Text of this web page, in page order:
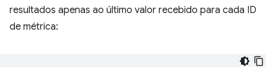
resultados apenas ao último valor recebido para cada ID
de métrica: